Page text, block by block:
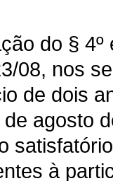
do §
08, nos
de dois
agosto
à